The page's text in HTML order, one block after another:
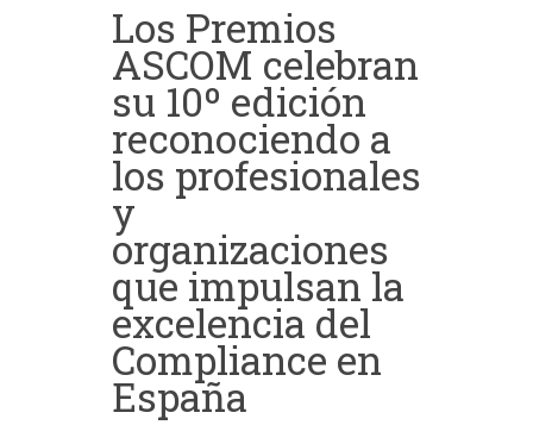
Los Premios
ASCOM celebran
su 10º edición
reconociendo a
los profesionales
y
organizaciones
que impulsan la
excelencia del
Compliance en
España